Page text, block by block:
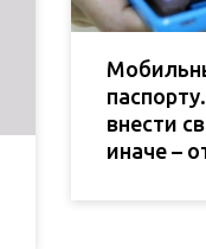
внести
иначе –